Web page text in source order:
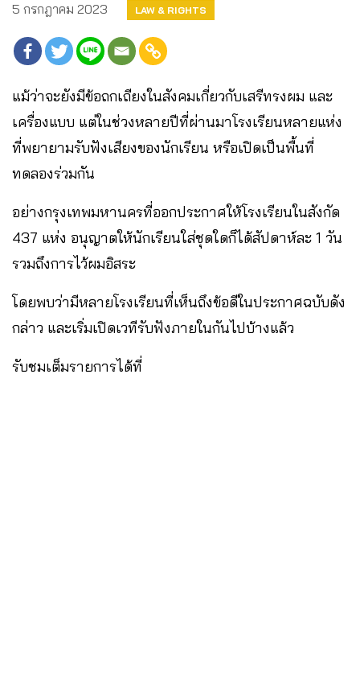
5 กรกฎาคม 2023 LAW & RIGHTS
แม้ว่าจะยังมีข้อถกเถียงในสังคมเกี่ยวกับเสรีทรงผม และ
เครื่องแบบ แต่ในช่วงหลายปีที่ผ่านมาโรงเรียนหลายแห่ง
ที่พยายามรับฟังเสียงของนักเรียน หรือเปิดเป็นพื้นที่
ทดลองร่วมกัน
อย่างกรุงเทพมหานครที่ออกประกาศให้โรงเรียนในสังกัด
437 แห่ง อนุญาตให้นักเรียนใส่ชุดใดก็ได้สัปดาห์ละ 1 วัน
รวมถึงการไว้ผมอิสระ
โดยพบว่ามีหลายโรงเรียนที่เห็นถึงข้อดีในประกาศฉบับดัง
กล่าว และเริ่มเปิดเวทีรับฟังภายในกันไปบ้างแล้ว
รับชมเต็มรายการได้ที่